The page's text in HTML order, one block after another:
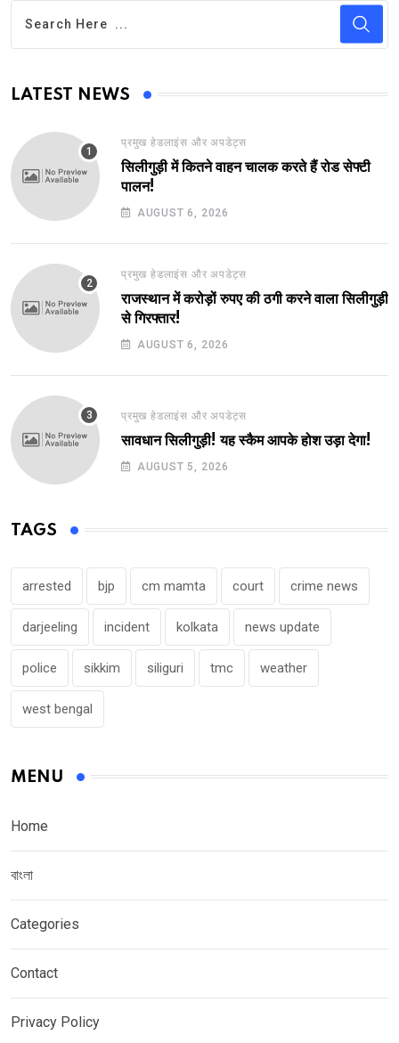
LATEST NEWS
प्रमुख हेडलाइंस और अपडेट्स
सिलीगुड़ी में कितने वाहन चालक करते हैं रोड सेफ्टी
पालन!
AUGUST 6, 2026
प्रमुख हेडलाइंस और अपडेट्स
राजस्थान में करोड़ों रुपए की ठगी करने वाला सिलीगुड़ी
से गिरफ्तार!
AUGUST 6, 2026
प्रमुख हेडलाइंस और अपडेट्स
सावधान सिलीगुड़ी! यह स्कैम आपके होश उड़ा देगा!
AUGUST 5, 2026
TAGS
arrested bjp cm mamta court crime news
darjeeling incident kolkata news update
police sikkim siliguri tmc weather
west bengal
MENU
Home
বাংলা
Categories
Contact
Privacy Policy